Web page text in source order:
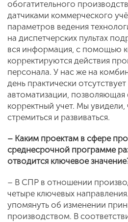
обогатительного
датчиками коммерческого
параметров ведения
на диспетчерских пультах
вся информация, с помощью
корректируются действия
персонала. У нас же на
день практически
автоматизации, позволяющая
корректный учет. Мы увидели,
стремиться и развиваться.
– Каким проектам в сфере
среднесрочной программе
отводится ключевое
– В СПР в отношении
четыре ключевых
упомянуть об изменении
производством. В